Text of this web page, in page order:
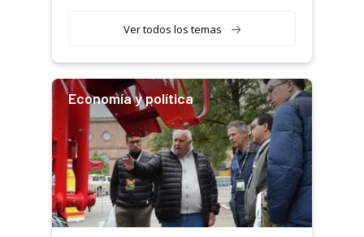
llamar la atención"
Ver todos los temas
Economía y política